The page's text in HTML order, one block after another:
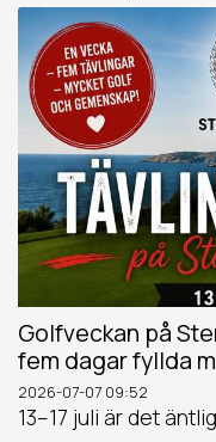
Golfveckan på
fem dagar fyllda
2026-07-07 09:52
13–17 juli är det